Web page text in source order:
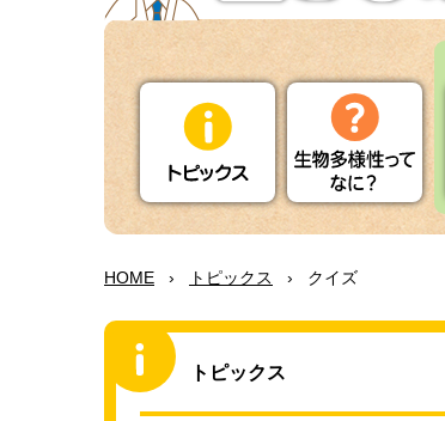
HOME › トピックス › クイズ
トピックス